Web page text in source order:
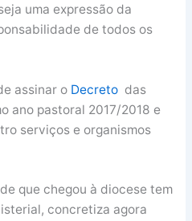
uma expressão da
de todos os
assinar o Decreto das
ano pastoral 2017/2018 e
serviços e organismos
que chegou à diocese tem
concretiza agora